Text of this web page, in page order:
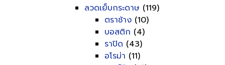
ลวดเย็บกระดาษ (119)
ตราช้าง (10)
บอสติก (4)
ราปิด (43)
อโรม่า (11)